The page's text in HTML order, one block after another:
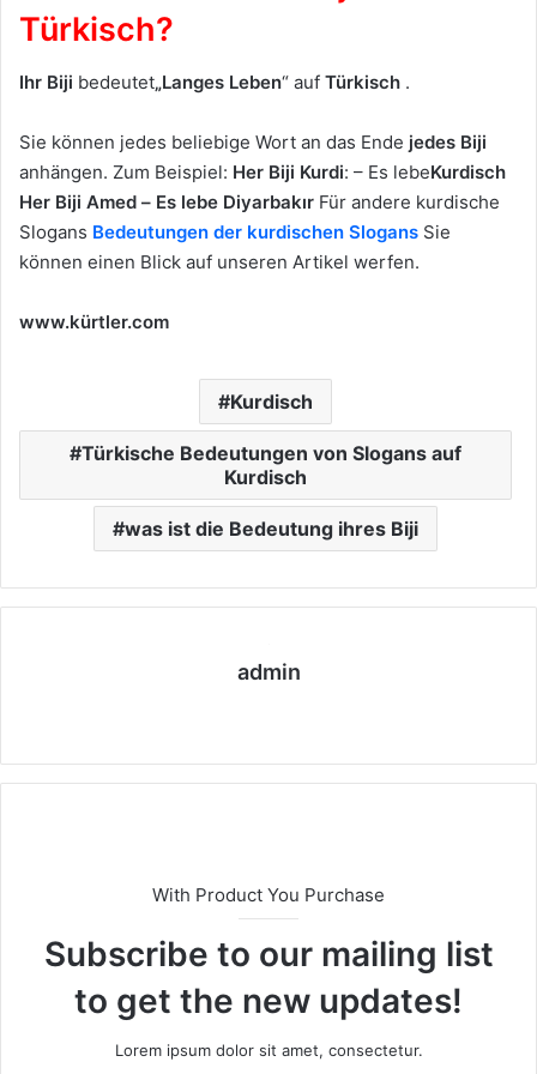
Türkisch?
Ihr Biji bedeutet„Langes Leben“ auf Türkisch .
Sie können jedes beliebige Wort an das Ende jedes Biji
anhängen. Zum Beispiel: Her Biji Kurdi: – Es lebeKurdisch
Her Biji Amed – Es lebe Diyarbakır Für andere kurdische
Slogans Bedeutungen der kurdischen Slogans Sie
können einen Blick auf unseren Artikel werfen.
www.kürtler.com
Kurdisch
Türkische Bedeutungen von Slogans auf
Kurdisch
was ist die Bedeutung ihres Biji
admin
eit
With Product You Purchase
Subscribe to our mailing list
to get the new updates!
Lorem ipsum dolor sit amet, consectetur.